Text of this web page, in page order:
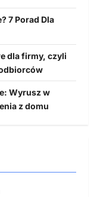
7 Porad Dla
dla firmy, czyli
Wyrusz w
z domu